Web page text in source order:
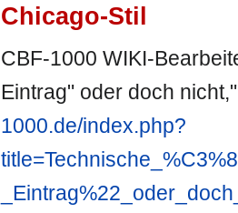
Chicago-Stil
CBF-1000 WIKI-
Eintrag" oder doch
1000.de/index.php?